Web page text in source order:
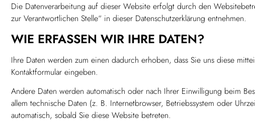
Die Datenverarbeitung auf dieser Website erfolgt durch den
zur Verantwortlichen Stelle“ in dieser Datenschutzerklärung entnehmen.
WIE ERFASSEN WIR IHRE DATEN?
Ihre Daten werden zum einen dadurch erhoben, dass Sie uns diese
Kontaktformular eingeben.
Andere Daten werden automatisch oder nach Ihrer Einwilligung beim
allem technische Daten (z. B. Internetbrowser, Betriebssystem oder
automatisch, sobald Sie diese Website betreten.